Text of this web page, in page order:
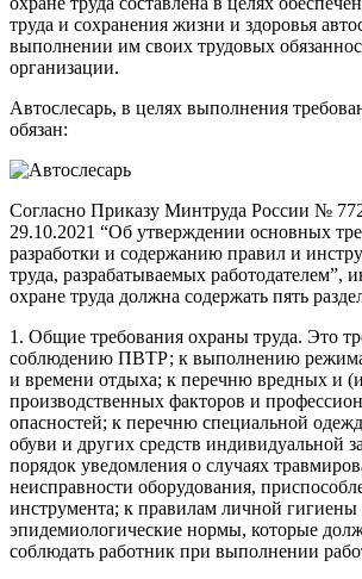
труда и сохранения жизни и здоровья
выполнении им своих трудовых
организации.
Автослесарь, в целях выполнения
обязан:
Согласно Приказу Минтруда России №
29.10.2021 “Об утверждении основных
разработки и содержанию правил и
труда, разрабатываемых работодателем”,
охране труда должна содержать пять
1. Общие требования охраны труда. Это
соблюдению ПВТР; к выполнению режима
и времени отдыха; к перечню вредных и
производственных факторов и
опасностей; к перечню специальной
обуви и других средств индивидуальной
порядок уведомления о случаях
неисправности оборудования,
инструмента; к правилам личной гигиены
эпидемиологические нормы, которые
соблюдать работник при выполнении